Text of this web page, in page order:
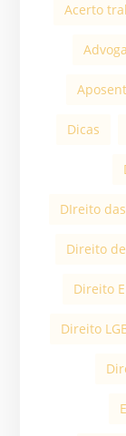
Acerto
Dicas
DIreito
Direito
Direito
Direito